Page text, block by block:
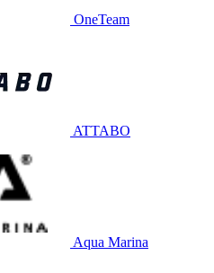
OneTeam
ATTABO
Aqua Marina